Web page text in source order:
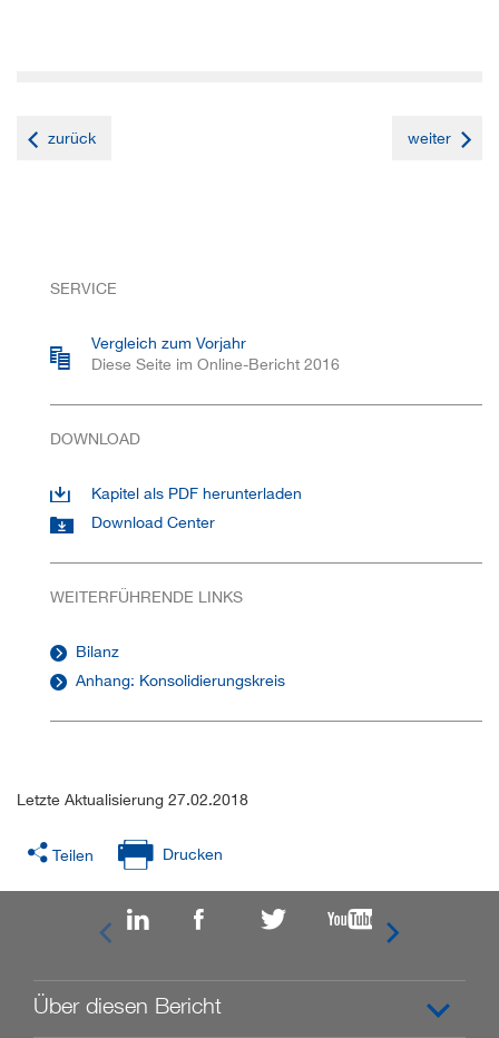
zurück weiter
SERVICE
Vergleich zum Vorjahr
Diese Seite im Online-Bericht 2016
DOWNLOAD
Kapitel als PDF herunterladen
Download Center
WEITERFÜHRENDE LINKS
Bilanz
Anhang: Konsolidierungskreis
Letzte Aktualisierung 27.02.2018
Teilen Drucken
 
Über diesen Bericht